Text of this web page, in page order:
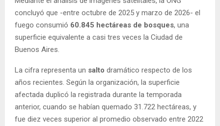
concluyó que -entre octubre de 2025 y marzo de 2026- el
fuego consumió 60.845 hectáreas de bosques, una
superficie equivalente a casi tres veces la Ciudad de
Buenos Aires.
La cifra representa un salto dramático respecto de los
años recientes. Según la organización, la superficie
afectada duplicó la registrada durante la temporada
anterior, cuando se habían quemado 31.722 hectáreas, y
fue diez veces superior al promedio observado entre 2022